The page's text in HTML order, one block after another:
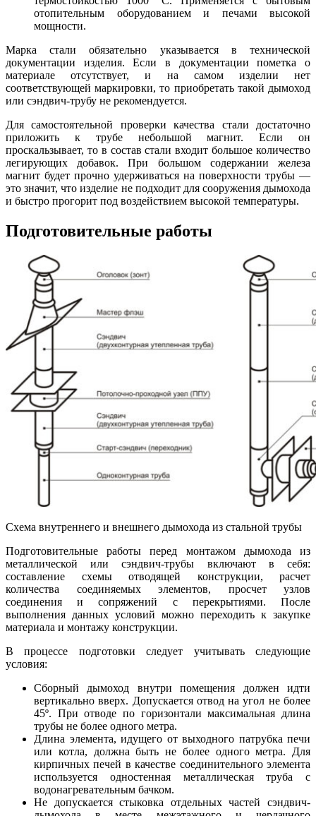
отопительным оборудованием и печами высокой
мощности.
Марка стали обязательно указывается в технической
документации изделия. Если в документации пометка о
материале отсутствует, и на самом изделии нет
соответствующей маркировки, то приобретать такой дымоход
или сэндвич-трубу не рекомендуется.
Для самостоятельной проверки качества стали достаточно
приложить к трубе небольшой магнит. Если он
проскальзывает, то в состав стали входит большое количество
легирующих добавок. При большом содержании железа
магнит будет прочно удерживаться на поверхности трубы —
это значит, что изделие не подходит для сооружения дымохода
и быстро прогорит под воздействием высокой температуры.
Подготовительные работы
Схема внутреннего и внешнего дымохода из стальной трубы
Подготовительные работы перед монтажом дымохода из
металлической или сэндвич-трубы включают в себя:
составление схемы отводящей конструкции, расчет
количества соединяемых элементов, просчет узлов
соединения и сопряжений с перекрытиями. После
выполнения данных условий можно переходить к закупке
материала и монтажу конструкции.
В процессе подготовки следует учитывать следующие
условия:
Сборный дымоход внутри помещения должен идти
вертикально вверх. Допускается отвод на угол не более
45º. При отводе по горизонтали максимальная длина
трубы не более одного метра.
Длина элемента, идущего от выходного патрубка печи
или котла, должна быть не более одного метра. Для
кирпичных печей в качестве соединительного элемента
используется одностенная металлическая труба с
водонагревательным бачком.
Не допускается стыковка отдельных частей сэндвич-